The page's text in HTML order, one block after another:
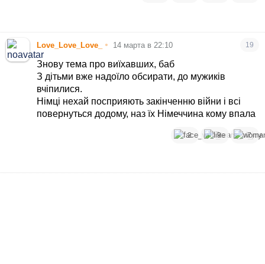
Love_Love_Love_ • 14 марта в 22:10 19
Знову тема про виїхавших, баб
З дітьми вже надоїло обсирати, до мужиків
вчіпилися.
Німці нехай посприяють закінченню війни і всі
повернуться додому, наз їх Німеччина кому впала
2 9 7